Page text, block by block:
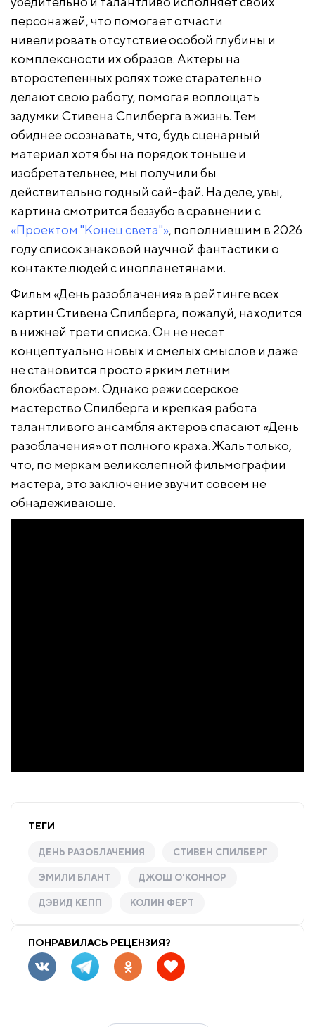
персонажей, что помогает отчасти
нивелировать отсутствие особой глубины и
комплексности их образов. Актеры на
второстепенных ролях тоже старательно
делают свою работу, помогая воплощать
задумки Стивена Спилберга в жизнь. Тем
обиднее осознавать, что, будь сценарный
материал хотя бы на порядок тоньше и
изобретательнее, мы получили бы
действительно годный сай-фай. На деле, увы,
картина смотрится беззубо в сравнении с
«Проектом "Конец света"», пополнившим в 2026
году список знаковой научной фантастики о
контакте людей с инопланетянами.
Фильм «День разоблачения» в рейтинге всех
картин Стивена Спилберга, пожалуй, находится
в нижней трети списка. Он не несет
концептуально новых и смелых смыслов и даже
не становится просто ярким летним
блокбастером. Однако режиссерское
мастерство Спилберга и крепкая работа
талантливого ансамбля актеров спасают «День
разоблачения» от полного краха. Жаль только,
что, по меркам великолепной фильмографии
мастера, это заключение звучит совсем не
обнадеживающе.
ТЕГИ
ДЕНЬ РАЗОБЛАЧЕНИЯ СТИВЕН СПИЛБЕРГ
ЭМИЛИ БЛАНТ ДЖОШ О'КОННОР
ДЭВИД КЕПП КОЛИН ФЕРТ
ПОНРАВИЛАСЬ РЕЦЕНЗИЯ?